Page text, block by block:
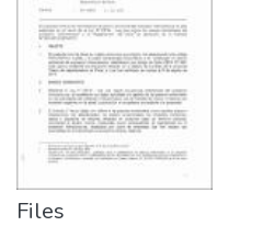
Files